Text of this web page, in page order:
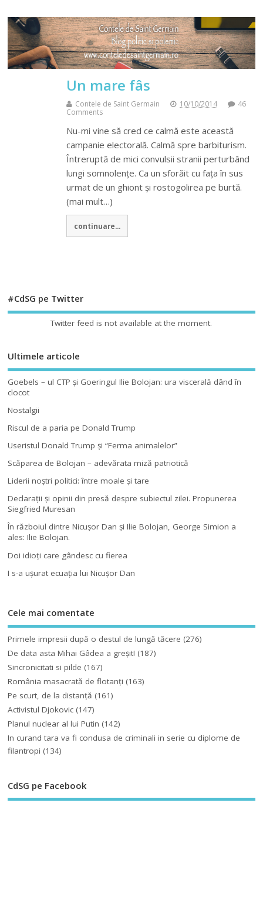
Un mare fâs
Contele de Saint Germain 10/10/2014
46
Comments
Nu-mi vine să cred ce calmă este această
campanie electorală. Calmă spre barbiturism.
Întreruptă de mici convulsii stranii perturbând
lungi somnolențe. Ca un sforăit cu fața în sus
urmat de un ghiont și rostogolirea pe burtă.
(mai mult…)
continuare...
#CdSG pe Twitter
Twitter feed is not available at the moment.
Ultimele articole
Goebels – ul CTP şi Goeringul Ilie Bolojan: ura viscerală dând în
clocot
Nostalgii
Riscul de a paria pe Donald Trump
Useristul Donald Trump şi “Ferma animalelor”
Scăparea de Bolojan – adevărata miză patriotică
Liderii noştri politici: între moale şi tare
Declaraţii şi opinii din presă despre subiectul zilei. Propunerea
Siegfried Muresan
În războiul dintre Nicuşor Dan şi Ilie Bolojan, George Simion a
ales: Ilie Bolojan.
Doi idioţi care gândesc cu fierea
I s-a uşurat ecuaţia lui Nicuşor Dan
Cele mai comentate
Primele impresii după o destul de lungă tăcere (276)
De data asta Mihai Gâdea a greşit! (187)
Sincronicitati si pilde (167)
România masacrată de flotanţi (163)
Pe scurt, de la distanță (161)
Activistul Djokovic (147)
Planul nuclear al lui Putin (142)
In curand tara va fi condusa de criminali in serie cu diplome de
filantropi (134)
CdSG pe Facebook